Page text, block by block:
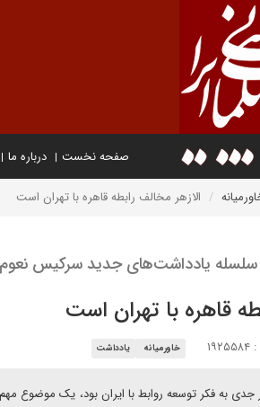
صفحه نخست درباره ما
الازهر مخالف رابطه قاهره با تهران است
یادداشت‌های جدید سرکیس نعوم
قاهره با تهران است
خاورمیانه یادداشت
به فکر توسعه روابط با ایران بود، یک موضوع